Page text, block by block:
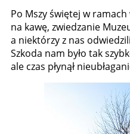
Po Mszy świętej w ramach
na kawę, zwiedzanie
a niektórzy z nas
Szkoda nam było tak
ale czas płynął